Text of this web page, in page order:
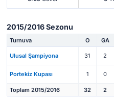
2015/2016 Sezonu
Turnuva O GA
Ulusal Şampiyona 31 2
Portekiz Kupası 1 0
Toplam 2015/2016 32 2